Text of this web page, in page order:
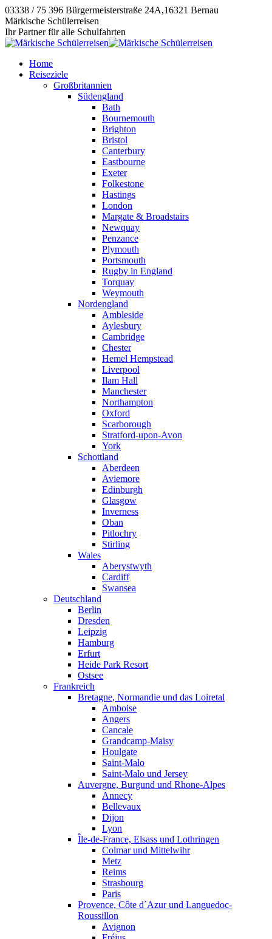
Zum
Inhalt
springen
03338 / 75 396 Bürgermeisterstraße 24A,16321 Bernau
Instagram
page
opens
new
window
E-
Mail
page
new
Facebook
page
opens
new
window
Märkische Schülerreisen
Ihr Partner für alle Schulfahrten
Home
Reiseziele
Großbritannien
Südengland
Bath
Bournemouth
Brighton
Bristol
Canterbury
Eastbourne
Exeter
Folkestone
Hastings
London
Margate & Broadstairs
Newquay
Penzance
Plymouth
Portsmouth
Rugby in England
Torquay
Weymouth
Nordengland
Ambleside
Aylesbury
Cambridge
Chester
Hemel Hempstead
Liverpool
Ilam Hall
Manchester
Northampton
Oxford
Scarborough
Stratford-upon-Avon
York
Schottland
Aberdeen
Aviemore
Edinburgh
Glasgow
Inverness
Oban
Pitlochry
Stirling
Wales
Aberystwyth
Cardiff
Swansea
Deutschland
Berlin
Dresden
Leipzig
Hamburg
Erfurt
Heide Park Resort
Ostsee
Frankreich
Bretagne, Normandie und das Loiretal
Amboise
Angers
Cancale
Grandcamp-Maisy
Houlgate
Saint-Malo
Saint-Malo und Jersey
Auvergne, Burgund und Rhone-Alpes
Annecy
Bellevaux
Dijon
Lyon
Île-de-France, Elsass und Lothringen
Colmar und Mittelwihr
Metz
Reims
Strasbourg
Paris
Provence, Côte d´Azur und Languedoc-
Roussillon
Avignon